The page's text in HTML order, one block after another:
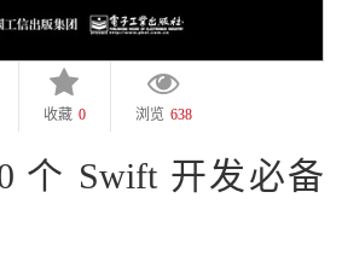
收藏 0 浏览 638
个 Swift 开发必备